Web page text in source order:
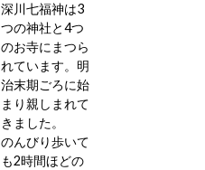
深川七福神は3
つの神社と4つ
のお寺にまつら
れています。明
治末期ごろに始
まり親しまれて
きました。
のんびり歩いて
も2時間ほどの